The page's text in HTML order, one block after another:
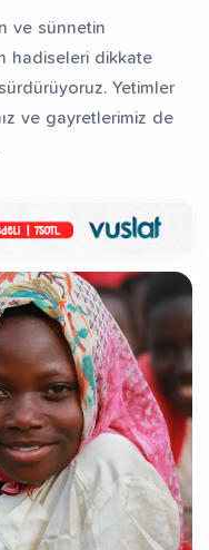
ve sünnetin
hadiseleri dikkate
Yetimler
ve gayretlerimiz de